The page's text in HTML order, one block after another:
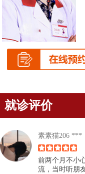
就诊评价
素素猫206 ***
前两个月不小
流，当时听朋